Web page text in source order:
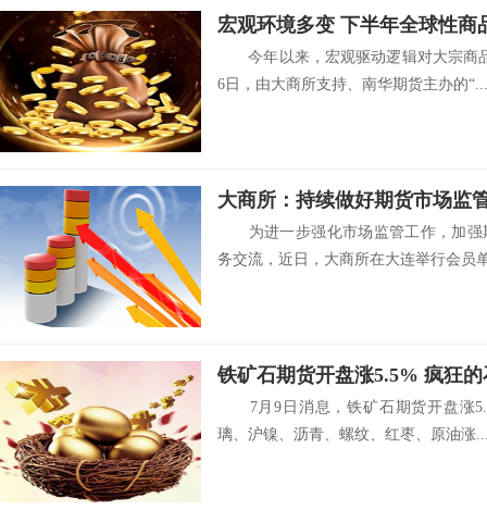
宏观环境多变 下半年全球性商
今年以来，宏观驱动逻辑对大宗商
6日，由大商所支持、南华期货主办的“...
大商所：持续做好期货市场监
为进一步强化市场监管工作，加强
务交流，近日，大商所在大连举行会员
铁矿石期货开盘涨5.5% 疯狂
7月9日消息，铁矿石期货开盘涨
璃、沪镍、沥青、螺纹、红枣、原油涨